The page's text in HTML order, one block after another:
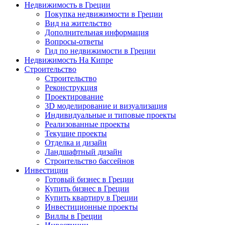
Недвижимость в Греции
Покупка недвижимости в Греции
Вид на жительство
Дополнительная информация
Вопросы-ответы
Гид по недвижимости в Греции
Недвижимость На Кипре
Строительство
Строительство
Реконструкция
Проектирование
3D моделирование и визуализация
Индивидуальные и типовые проекты
Реализованные проекты
Текущие проекты
Отделка и дизайн
Ландшафтный дизайн
Строительство бассейнов
Инвестиции
Готовый бизнес в Греции
Купить бизнес в Греции
Купить квартиру в Греции
Инвестиционные проекты
Виллы в Греции